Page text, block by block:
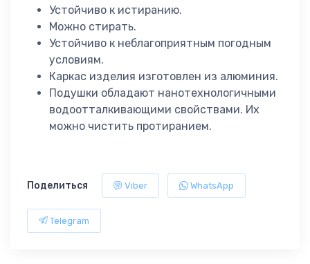
Устойчиво к истиранию.
Можно стирать.
Устойчиво к неблагоприятным погодным
условиям.
Каркас изделия изготовлен из алюминия.
Подушки обладают нанотехнологичными
водоотталкивающими свойствами. Их
можно чистить протиранием.
Поделиться Viber WhatsApp
Telegram